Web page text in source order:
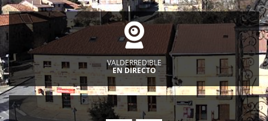
VALDERREDIBLE
EN DIRECTO